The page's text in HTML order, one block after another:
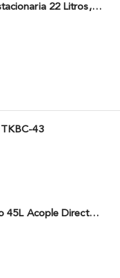
Bomba Para Fumigadora Estacionaria 22 Litros, Xp22-I.
43
Fumigadora Estacionaria Pro 45L Acople Directo con Accesorios